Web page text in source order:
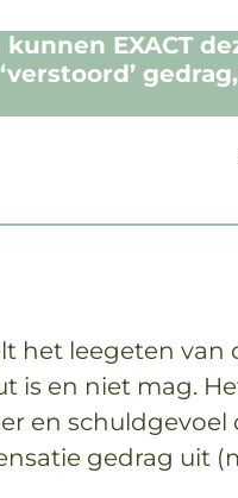
kunnen EXACT
‘verstoord’
het leegeten van
is en niet mag.
en schuldgevoel
gedrag uit